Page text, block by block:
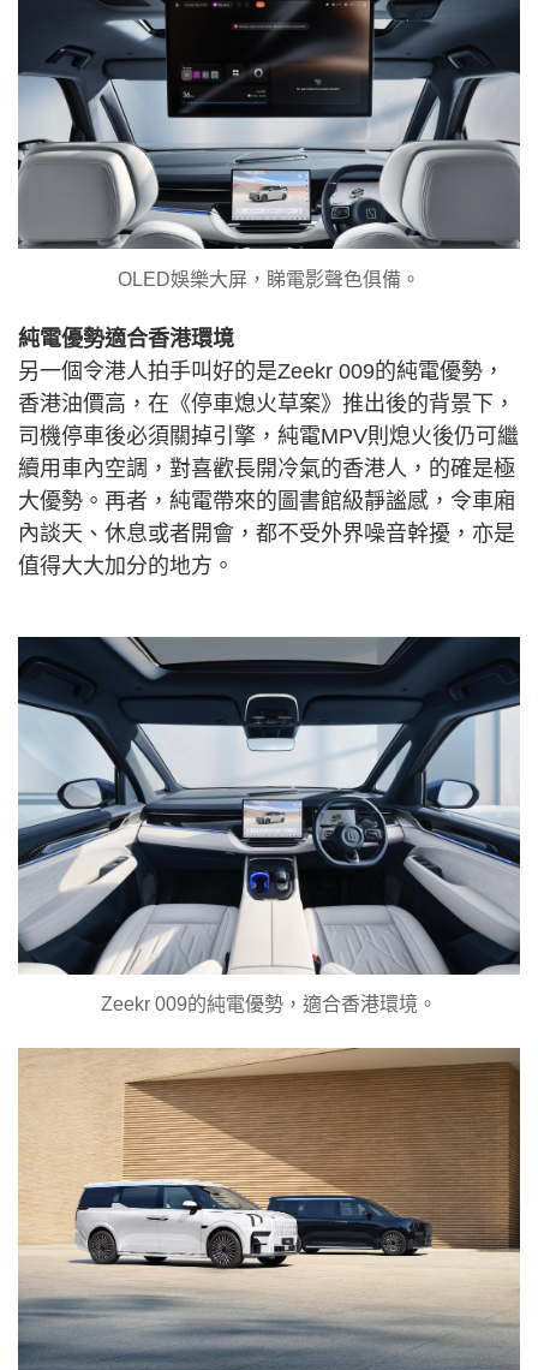
OLED娛樂大屏，睇電影聲色俱備。
純電優勢適合香港環境
另一個令港人拍手叫好的是Zeekr 009的純電優勢，
香港油價高，在《停車熄火草案》推出後的背景下，
司機停車後必須關掉引擎，純電MPV則熄火後仍可繼
續用車內空調，對喜歡長開冷氣的香港人，的確是極
大優勢。再者，純電帶來的圖書館級靜謐感，令車廂
內談天、休息或者開會，都不受外界噪音幹擾，亦是
值得大大加分的地方。
Zeekr 009的純電優勢，適合香港環境。